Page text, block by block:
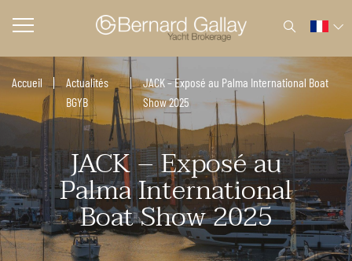
Accueil
Actualités
BGYB
JACK – Exposé au Palma International Boat
Show 2025
JACK – Exposé au
Palma International
Boat Show 2025